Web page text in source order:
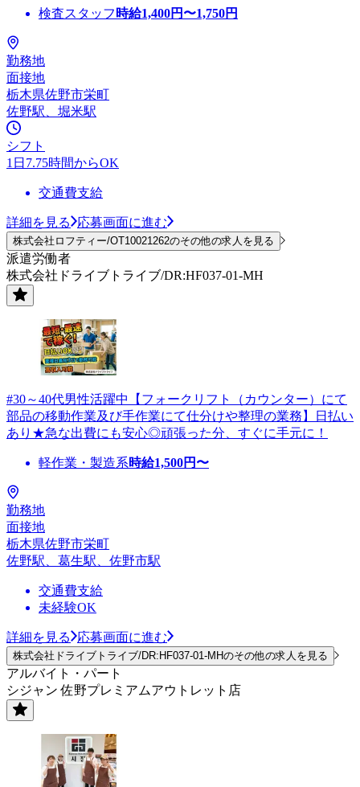
検査スタッフ 時給1,400円〜1,750円
勤務地
面接地
栃木県佐野市栄町
佐野駅、堀米駅
シフト
1日7.75時間からOK
交通費支給
詳細を見る 応募画面に進む
株式会社ロフティー/OT10021262のその他の求人を見る
派遣労働者
株式会社ドライブトライブ/DR:HF037-01-MH
#30～40代男性活躍中【フォークリフト（カウンター）にて
部品の移動作業及び手作業にて仕分けや整理の業務】日払い
あり★急な出費にも安心◎頑張った分、すぐに手元に！
軽作業・製造系時給1,500円〜
勤務地
面接地
栃木県佐野市栄町
佐野駅、葛生駅、佐野市駅
交通費支給
未経験OK
詳細を見る 応募画面に進む
株式会社ドライブトライブ/DR:HF037-01-MHのその他の求人を見る
アルバイト・パート
シジャン 佐野プレミアムアウトレット店